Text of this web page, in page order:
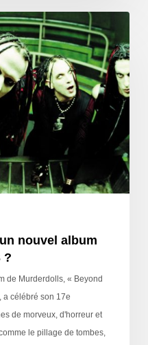
nouvel album
?
de Murderdolls, « Beyond
a célébré son 17e
de morveux, d'horreur et
le pillage de tombes,